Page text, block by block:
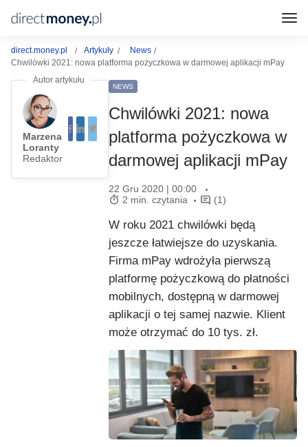
direct.money.pl Artykuły
News
Chwilówki 2021: nowa platforma pożyczkowa w darmowej aplikacji mPay
Marzena
Loranty
Redaktor
NEWS
Chwilówki 2021: nowa
platforma pożyczkowa w
darmowej aplikacji mPay
22 Gru 2020 | 00:00
2 min. czytania
(1)
W roku 2021 chwilówki będą
jeszcze łatwiejsze do uzyskania.
Firma mPay wdrożyła pierwszą
platformę pożyczkową do płatności
mobilnych, dostępną w darmowej
aplikacji o tej samej nazwie. Klient
może otrzymać do 10 tys. zł.